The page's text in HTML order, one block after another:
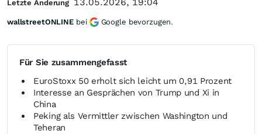
Für Sie zusammengefasst
EuroStoxx 50 erholt sich leicht um 0,91 Prozent
Interesse an Gesprächen von Trump und Xi in
China
Peking als Vermittler zwischen Washington und
Teheran
Letzte Änderung
wallstreetONLINE bei Google bevorzugen.